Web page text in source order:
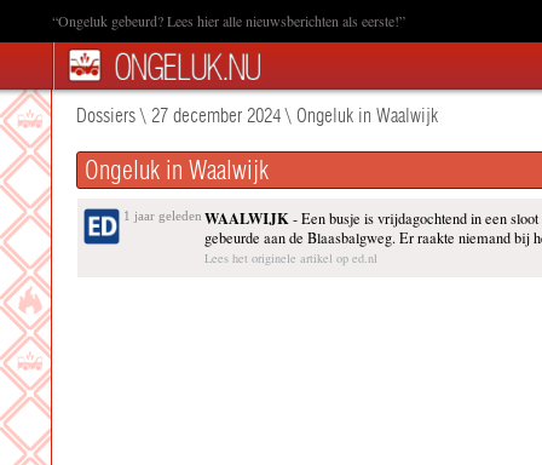
“Ongeluk gebeurd? Lees hier alle nieuwsberichten als eerste!”
Dossiers\ 27 december 2024\ Ongeluk in Waalwijk
Ongeluk in Waalwijk
1 jaar geleden WAALWIJK- Een busje is vrijdagochtend in een
gebeurde aan de Blaasbalgweg. Er raakte niemand bij
Lees het originele artikel op ed.nl